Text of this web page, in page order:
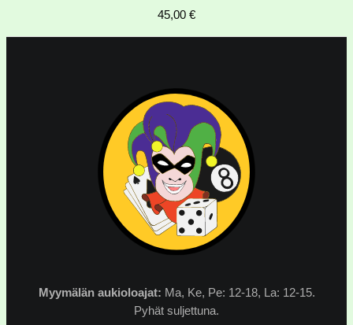
45,00 €
Myymälän aukioloajat: Ma, Ke, Pe: 12-18, La: 12-15.
Pyhät suljettuna.